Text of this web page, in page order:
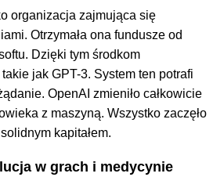
organizacja zajmująca się
Otrzymała ona fundusze od
Dzięki tym środkom
jak GPT-3. System ten potrafi
OpenAI zmieniło całkowicie
z maszyną. Wszystko zaczęło
kapitałem.
w grach i medycynie